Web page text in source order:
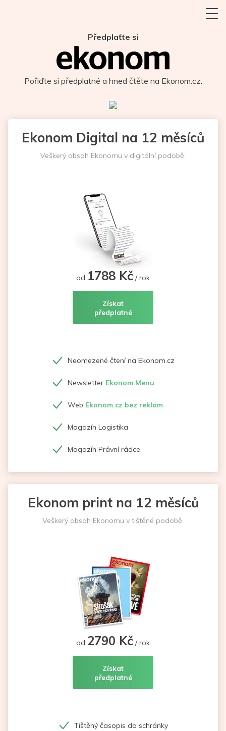
Předplaťte si
Pořiďte si předplatné a hned čtěte na Ekonom.cz.
Ekonom Digital na 12 měsíců
Veškerý obsah Ekonomu v digitální podobě.
od 1788 Kč / rok
Získat
předplatné
Neomezené čtení na Ekonom.cz
Newsletter Ekonom Menu
Web Ekonom.cz bez reklam
Magazín Logistika
Magazín Právní rádce
Ekonom print na 12 měsíců
Veškerý obsah Ekonomu v tištěné podobě.
od 2790 Kč / rok
Získat
předplatné
Tištěný časopis do schránky